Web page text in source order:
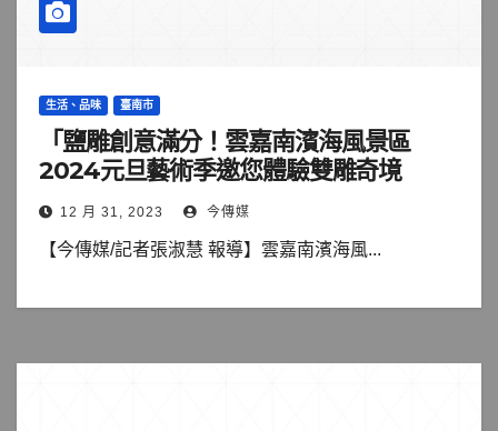
生活、品味 臺南市
「鹽雕創意滿分！雲嘉南濱海風景區
2024元旦藝術季邀您體驗雙雕奇境
12 月 31, 2023 今傳媒
【今傳媒/記者張淑慧 報導】雲嘉南濱海風...